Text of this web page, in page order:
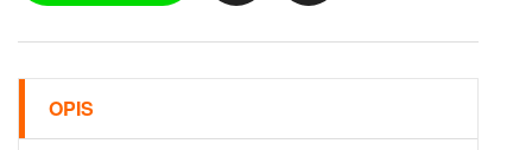
OPIS